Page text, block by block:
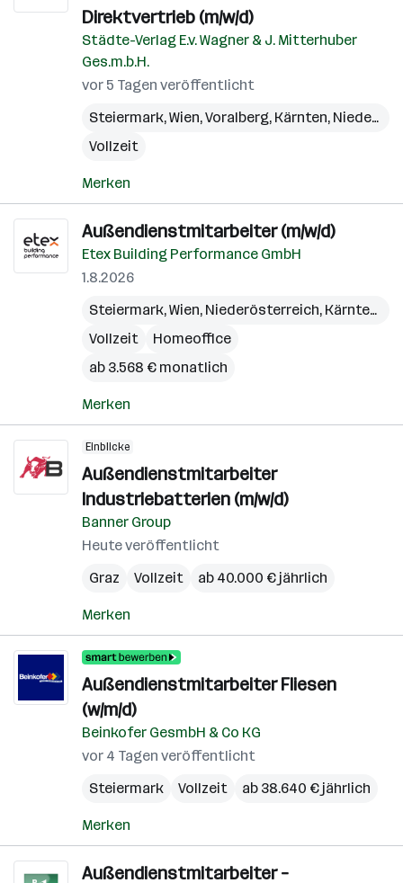
Direktvertrieb (m/w/d)
Städte-Verlag E.v. Wagner & J. Mitterhuber
Ges.m.b.H.
vor 5 Tagen veröffentlicht
Steiermark,Wien,Voralberg, Kärnten, Niederösterreich
Vollzeit
Merken
Außendienstmitarbeiter (m/w/d)
Etex Building Performance GmbH
1.8.2026
Steiermark,Wien, Niederösterreich, Kärnten
Vollzeit
Homeoffice
ab 3.568 € monatlich
Merken
Einblicke
Außendienstmitarbeiter
Industriebatterien (m/w/d)
Banner Group
Heute veröffentlicht
Graz
Vollzeit ab 40.000 € jährlich
Merken
Außendienstmitarbeiter Fliesen
(w/m/d)
Beinkofer GesmbH & Co KG
vor 4 Tagen veröffentlicht
Steiermark
Vollzeit ab 38.640 € jährlich
Merken
Außendienstmitarbeiter –